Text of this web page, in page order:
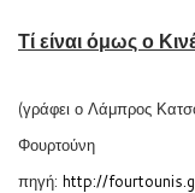
Τί είναι όμως ο
(γράφει ο Λάμπρος
Φουρτούνη
πηγή: http://